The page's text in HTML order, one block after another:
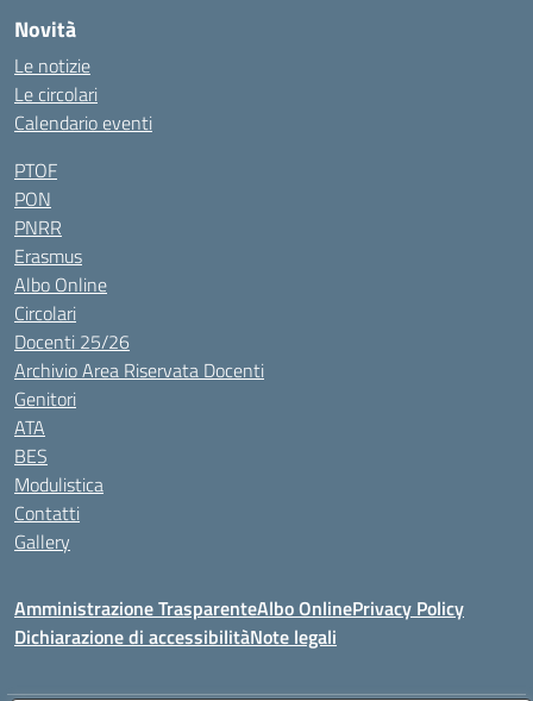
Novità
Le notizie
Le circolari
Calendario eventi
PTOF
PON
PNRR
Erasmus
Albo Online
Circolari
Docenti 25/26
Archivio Area Riservata Docenti
Genitori
ATA
BES
Modulistica
Contatti
Gallery
Amministrazione TrasparenteAlbo OnlinePrivacy Policy
Dichiarazione di accessibilitàNote legali